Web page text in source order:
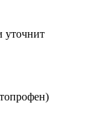
уточнит